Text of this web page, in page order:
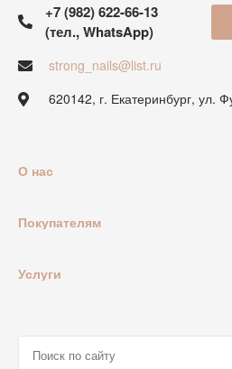
+7 (982) 622-66-13
(тел., WhatsApp)
strong_nails@list.ru
620142, г. Екатеринбург, ул.
О нас
Покупателям
Услуги